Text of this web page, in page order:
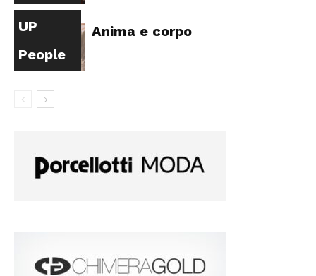
UP
People
Anima e corpo